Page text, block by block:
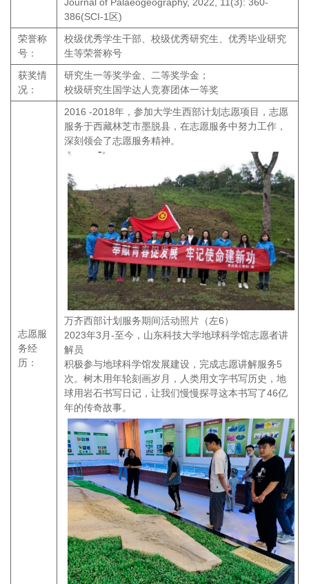
386(SCI-1区)
荣誉称
号：
校级优秀学生干部、校级优秀研究生、优秀毕业研究
生等荣誉称号
获奖情
况：
研究生一等奖学金、二等奖学金；
校级研究生国学达人竞赛团体一等奖
志愿服
务经
历：
2016 -2018年，参加大学生西部计划志愿项目，志愿
服务于西藏林芝市墨脱县，在志愿服务中努力工作，
深刻领会了志愿服务精神。
万齐西部计划服务期间活动照片（左6）
2023年3月-至今，山东科技大学地球科学馆志愿者讲
解员
积极参与地球科学馆发展建设，完成志愿讲解服务5
次。树木用年轮刻画岁月，人类用文字书写历史，地
球用岩石书写日记，让我们慢慢探寻这本书写了46亿
年的传奇故事。